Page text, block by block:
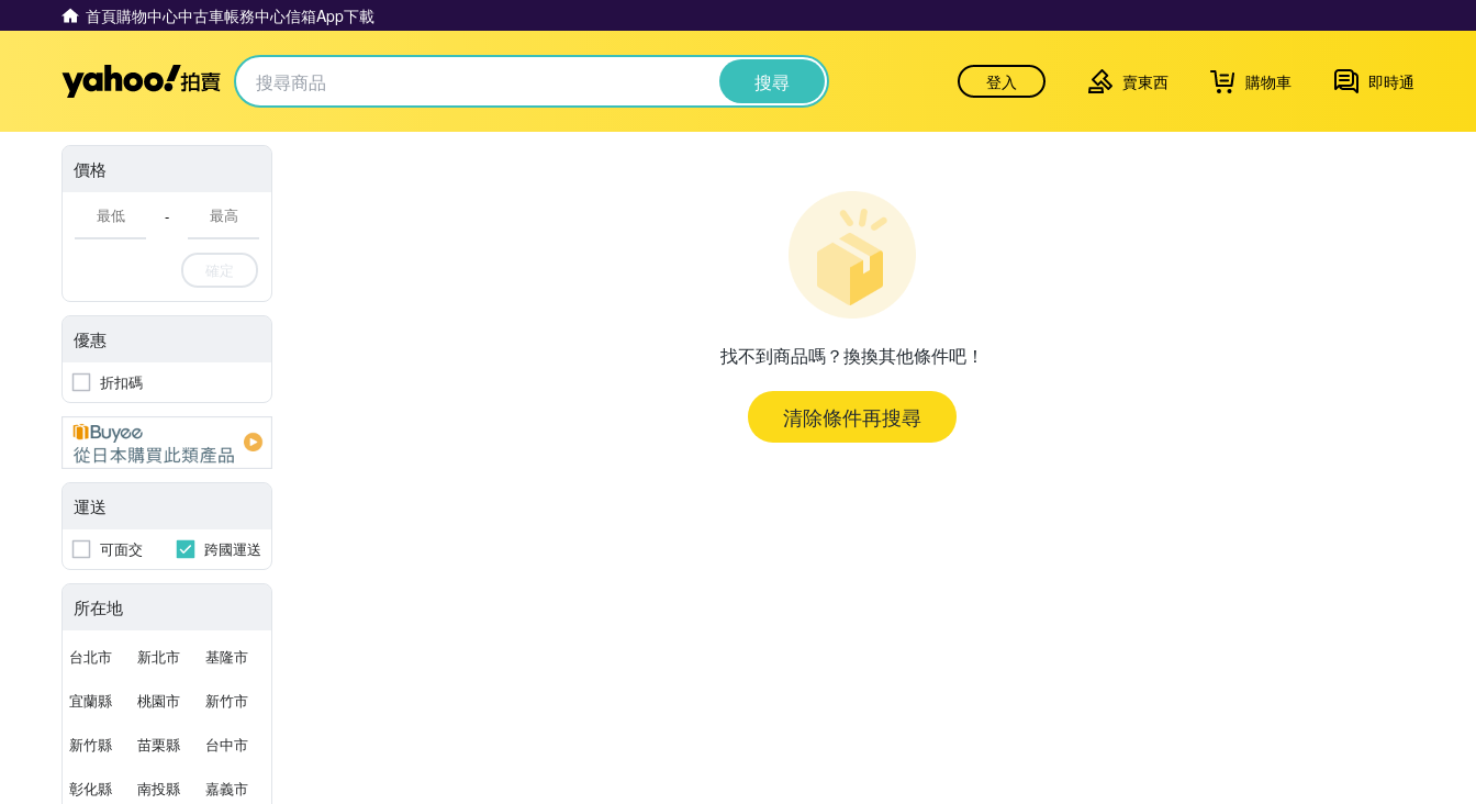
首頁購物中心中古車帳務中心信箱App下載
Yahoo拍賣 搜尋 登入 賣東西 購物車 即時通
價格
-
確定
優惠
折扣碼
運送
可面交 跨國運送
所在地
台北市 新北市 基隆市
宜蘭縣 桃園市 新竹市
新竹縣 苗栗縣 台中市
彰化縣 南投縣 嘉義市
找不到商品嗎？換換其他條件吧！
清除條件再搜尋